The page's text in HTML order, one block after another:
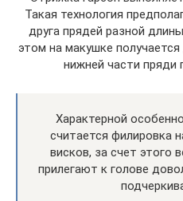
Такая технология
друга прядей разной
этом на макушке
нижней части пряди
Характерной
считается филировка
висков, за счет этого
прилегают к голове